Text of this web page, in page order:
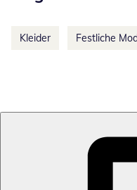
Kleider Festliche